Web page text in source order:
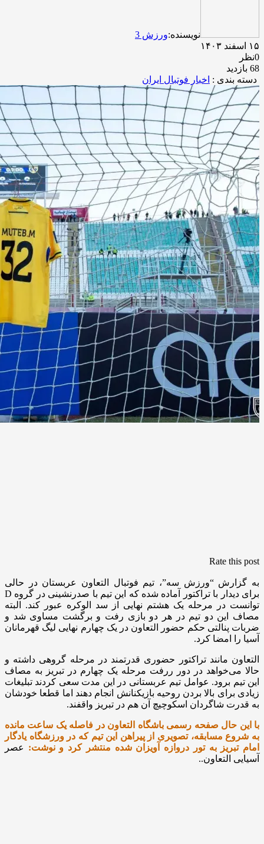
نویسنده:ورزش 3
۱۵ اسفند ۱۴۰۳
0نظر
68 بازدید
دسته بندی : اخبار فوتبال ایران
Rate this post
به گزارش “ورزش سه”، تیم فوتبال التعاون عربستان در حالی
برای دیدار با تراکتور آماده شده که این تیم با صدرنشینی در گروه D
توانست در مرحله یک هشتم نهایی از سد الوکره عبور کند. البته
مصاف این دو تیم در هر دو بازی رفت و برگشت مساوی شد و
ضربات پنالتی حکم حضور التعاون در یک چهارم نهایی لیگ قهرمانان
آسیا را امضا کرد.
التعاون مانند تراکتور حضوری قدرتمند در مرحله گروهی داشته و
حالا می‌خواهد در دور ررفت مرحله یک چهارم در تبریز به مصاف
این تیم برود. عوامل تیم عربستانی در این مدت سعی کردند تبلیغات
زیادی برای بالا بردن روحیه بازیکنانش انجام دهند اما قطعا خودشان
به قدرت شاگردان اسکوچیچ آن هم در تبریز واقفند.
با این حال صفحه رسمی باشگاه التعاون در فاصله یک ساعت مانده
به شروع مسابقه، تصویری از پیراهن این تیم که در ورزشگاه یادگار
امام تبریز به تور دروازه آویزان شده منتشر کرد و نوشت: عصر
آسیایی التعاون..